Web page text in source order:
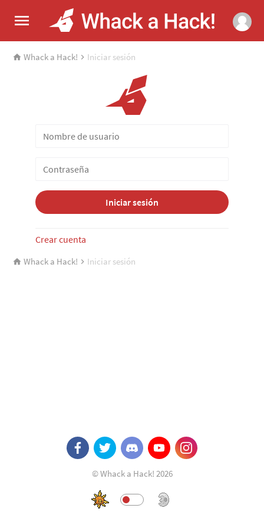
Whack a Hack! Iniciar sesión
Iniciar sesión
Crear cuenta
Whack a Hack! Iniciar sesión
© Whack a Hack! 2026